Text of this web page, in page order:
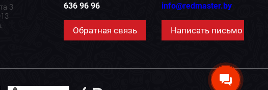
3
636 96 96
Обратная связь
info@redmaster.by
Написать письмо